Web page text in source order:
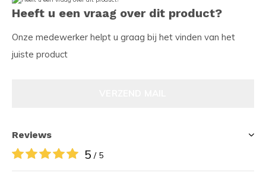
Heeft u een vraag over dit product?
Onze medewerker helpt u graag bij het vinden van het
juiste product
Reviews
5 / 5